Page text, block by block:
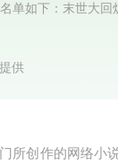
单如下：末世大
供
所创作的网络